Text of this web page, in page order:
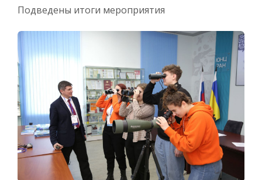
Подведены итоги мероприятия